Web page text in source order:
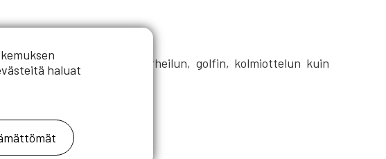
kisoja tarjolla niin yleisurheilun, golfin, kolmiottelun kuin
haluat